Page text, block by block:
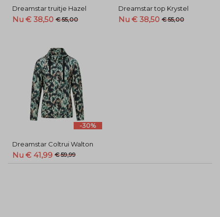
Dreamstar truitje Hazel
Nu € 38,50 € 55,00
Dreamstar top Krystel
Nu € 38,50 € 55,00
-30%
Dreamstar Coltrui Walton
Nu € 41,99 € 59,99